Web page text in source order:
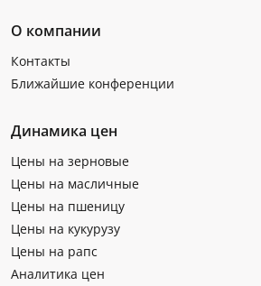
О компании
Контакты
Ближайшие конференции
Динамика цен
Цены на зерновые
Цены на масличные
Цены на пшеницу
Цены на кукурузу
Цены на рапс
Аналитика цен